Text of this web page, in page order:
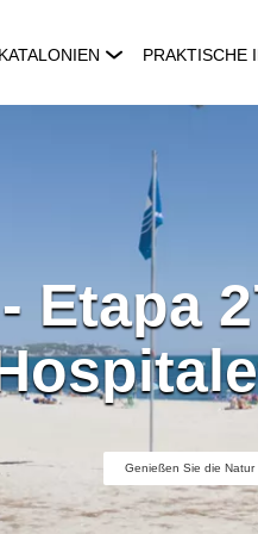
PRAKTISCHE
Etapa
Genießen Sie die Natur